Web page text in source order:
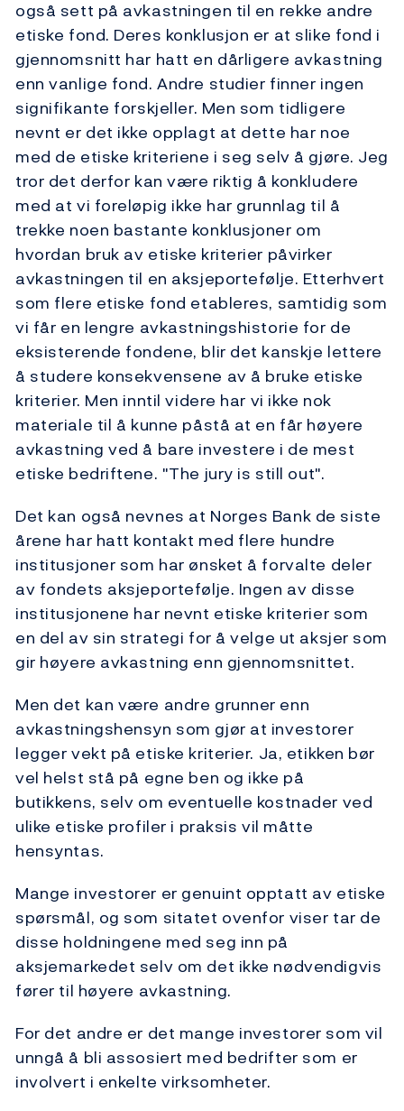
også sett på avkastningen til en rekke andre
etiske fond. Deres konklusjon er at slike fond i
gjennomsnitt har hatt en dårligere avkastning
enn vanlige fond. Andre studier finner ingen
signifikante forskjeller. Men som tidligere
nevnt er det ikke opplagt at dette har noe
med de etiske kriteriene i seg selv å gjøre. Jeg
tror det derfor kan være riktig å konkludere
med at vi foreløpig ikke har grunnlag til å
trekke noen bastante konklusjoner om
hvordan bruk av etiske kriterier påvirker
avkastningen til en aksjeportefølje. Etterhvert
som flere etiske fond etableres, samtidig som
vi får en lengre avkastningshistorie for de
eksisterende fondene, blir det kanskje lettere
å studere konsekvensene av å bruke etiske
kriterier. Men inntil videre har vi ikke nok
materiale til å kunne påstå at en får høyere
avkastning ved å bare investere i de mest
etiske bedriftene. "The jury is still out".
Det kan også nevnes at Norges Bank de siste
årene har hatt kontakt med flere hundre
institusjoner som har ønsket å forvalte deler
av fondets aksjeportefølje. Ingen av disse
institusjonene har nevnt etiske kriterier som
en del av sin strategi for å velge ut aksjer som
gir høyere avkastning enn gjennomsnittet.
Men det kan være andre grunner enn
avkastningshensyn som gjør at investorer
legger vekt på etiske kriterier. Ja, etikken bør
vel helst stå på egne ben og ikke på
butikkens, selv om eventuelle kostnader ved
ulike etiske profiler i praksis vil måtte
hensyntas.
Mange investorer er genuint opptatt av etiske
spørsmål, og som sitatet ovenfor viser tar de
disse holdningene med seg inn på
aksjemarkedet selv om det ikke nødvendigvis
fører til høyere avkastning.
For det andre er det mange investorer som vil
unngå å bli assosiert med bedrifter som er
involvert i enkelte virksomheter.